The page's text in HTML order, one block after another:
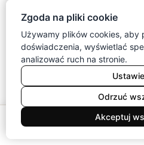
Wąski salon z
Narożnik: model
wsuwane jeden
Salon z aneksem:
podstawa bez
Rozkładana sofa:
osoba łatwo
Zgoda na pliki cookie
Używamy plików cookies, aby
doświadczenia, wyświetlać
analizować ruch na stronie.
Odrzuć
Akceptuj